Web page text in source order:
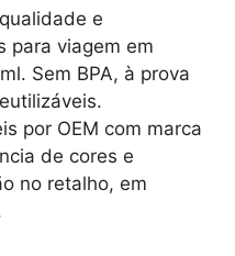
e
para viagem em
Sem BPA, à prova
por OEM com marca
de cores e
no retalho, em